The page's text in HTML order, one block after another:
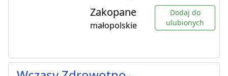
Zakopane
małopolskie
Dodaj do
ulubionych